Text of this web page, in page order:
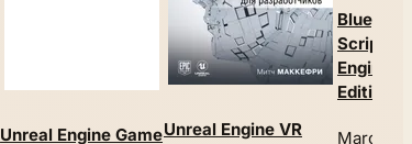
Unreal Engine GameUnreal Engine VR
Engine
Edition
Marcos